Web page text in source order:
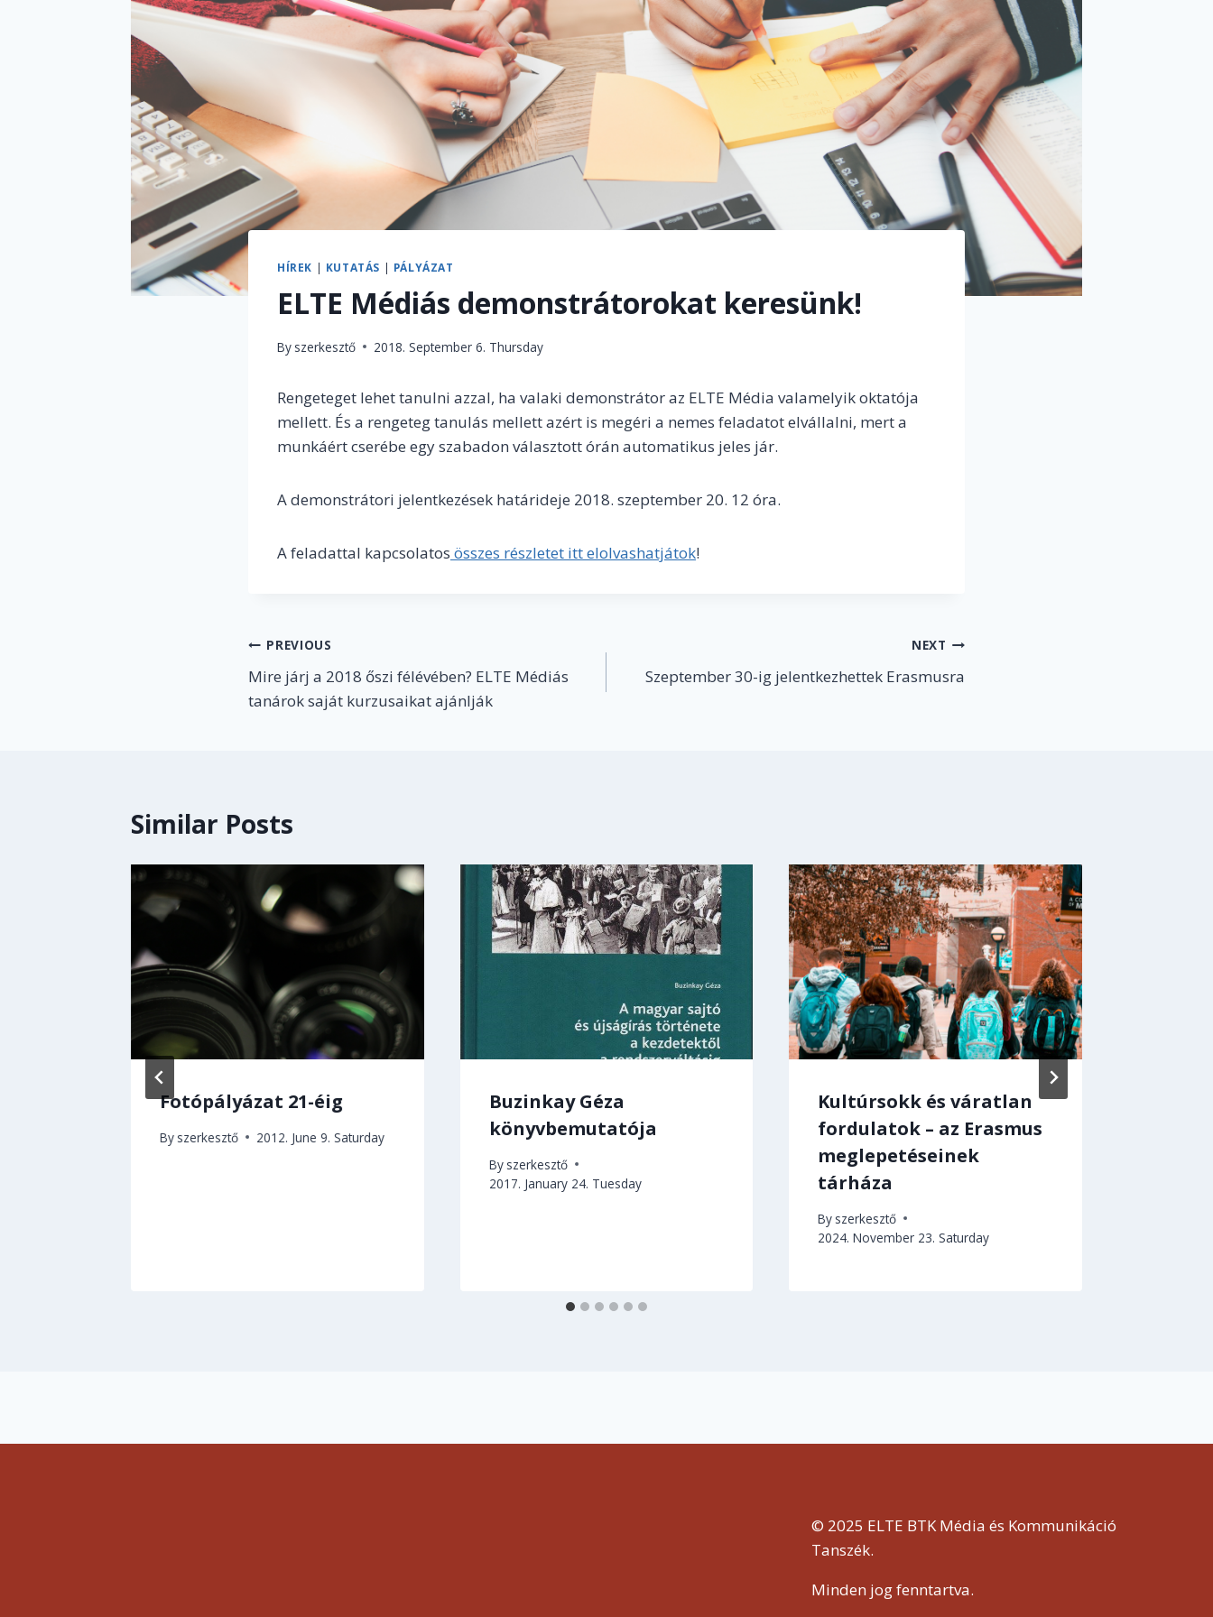
HÍREK | KUTATÁS | PÁLYÁZAT
ELTE Médiás demonstrátorokat keresünk!
By szerkesztő 2018. September 6. Thursday
Rengeteget lehet tanulni azzal, ha valaki demonstrátor az ELTE Média valamelyik oktatója
mellett. És a rengeteg tanulás mellett azért is megéri a nemes feladatot elvállalni, mert a
munkáért cserébe egy szabadon választott órán automatikus jeles jár.
A demonstrátori jelentkezések határideje 2018. szeptember 20. 12 óra.
A feladattal kapcsolatos összes részletet itt elolvashatjátok!
Post
navigation
PREVIOUS
Mire járj a 2018 őszi félévében? ELTE Médiás
tanárok saját kurzusaikat ajánlják
NEXT
Szeptember 30-ig jelentkezhettek Erasmusra
Similar Posts
Fotópályázat 21-éig
By szerkesztő 2012. June 9. Saturday
Buzinkay Géza
könyvbemutatója
By szerkesztő
2017. January 24. Tuesday
Kultúrsokk és váratlan
fordulatok – az Erasmus
meglepetéseinek
tárháza
By szerkesztő
2024. November 23. Saturday
© 2025 ELTE BTK Média és Kommunikáció
Tanszék.
Minden jog fenntartva.